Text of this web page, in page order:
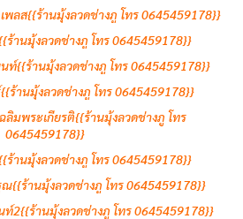
พลส{{ร้านมุ้งลวดช่างภู โทร 0645459178}}
ร้านมุ้งลวดช่างภู โทร 0645459178}}
ท์{{ร้านมุ้งลวดช่างภู โทร 0645459178}}
ร้านมุ้งลวดช่างภู โทร 0645459178}}
ลิมพระเกียรติ{{ร้านมุ้งลวดช่างภู โทร
0645459178}}
านมุ้งลวดช่างภู โทร 0645459178}}
{{ร้านมุ้งลวดช่างภู โทร 0645459178}}
2{{ร้านมุ้งลวดช่างภู โทร 0645459178}}